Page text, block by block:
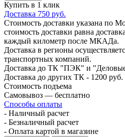
Купить в 1 клик
Доставка 750 руб.
Стоимость доставки указана по
стоимость доставки равна
каждый километр после МКАДа.
Доставка в регионы
транспортных компаний.
Доставка до ТК "ПЭК" и
Доставка до других ТК - 1200 руб.
Стоимость подъема
Самовывоз — бесплатно
Способы оплаты
- Наличный расчет
- Безналичный расчет
- Оплата картой в магазине